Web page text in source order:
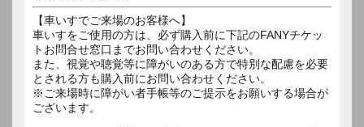
【車いすでご来場のお客様へ】
車いすをご使用の方は、必ず購入前に下記のFANYチケッ
トお問合せ窓口までお問い合わせください。
また、視覚や聴覚等に障がいのある方で特別な配慮を必要
とされる方も購入前にお問い合わせください。
※ご来場時に障がい者手帳等のご提示をお願いする場合が
ございます。